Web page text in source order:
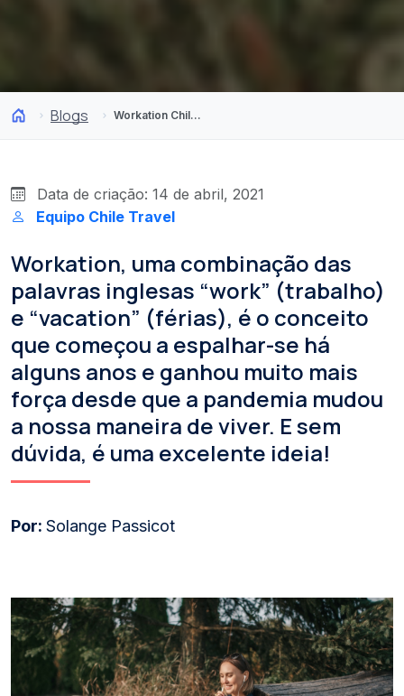
Blogs Workation Chile: trabalho e viagens
Data de criação: 14 de abril, 2021
Equipo Chile Travel
Workation, uma combinação das
palavras inglesas “work” (trabalho)
e “vacation” (férias), é o conceito
que começou a espalhar-se há
alguns anos e ganhou muito mais
força desde que a pandemia mudou
a nossa maneira de viver. E sem
dúvida, é uma excelente ideia!
Por: Solange Passicot